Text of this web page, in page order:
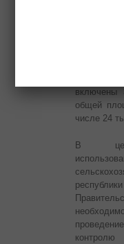
включены
общей
числе 24
В